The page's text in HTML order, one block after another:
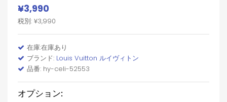
¥3,990
税別: ¥3,990
在庫:在庫あり
ブランド: Louis Vuitton ルイヴィトン
品番: hy-celi-52553
オプション: